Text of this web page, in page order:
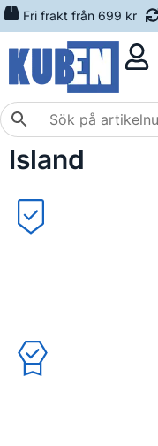
Fri frakt från 699 kr
Island